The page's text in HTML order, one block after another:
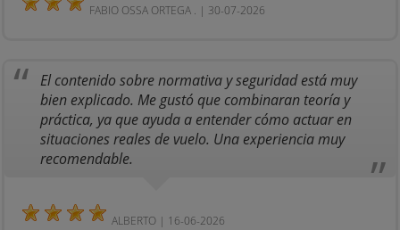
FABIO OSSA ORTEGA . | 30-07-2026
El contenido sobre normativa y seguridad está muy
bien explicado. Me gustó que combinaran teoría y
práctica, ya que ayuda a entender cómo actuar en
situaciones reales de vuelo. Una experiencia muy
recomendable.
ALBERTO | 16-06-2026